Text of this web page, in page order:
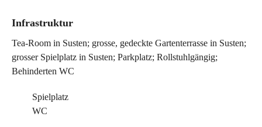
Infrastruktur
Tea-Room in Susten; grosse, gedeckte Gartenterrasse in Susten;
grosser Spielplatz in Susten; Parkplatz; Rollstuhlgängig;
Behinderten WC
Spielplatz
WC